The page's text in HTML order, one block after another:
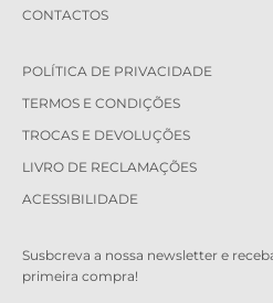
CONTACTOS
POLÍTICA DE PRIVACIDADE
TERMOS E CONDIÇÕES
TROCAS E DEVOLUÇÕES
LIVRO DE RECLAMAÇÕES
ACESSIBILIDADE
Susbcreva a nossa newsletter e
primeira compra!